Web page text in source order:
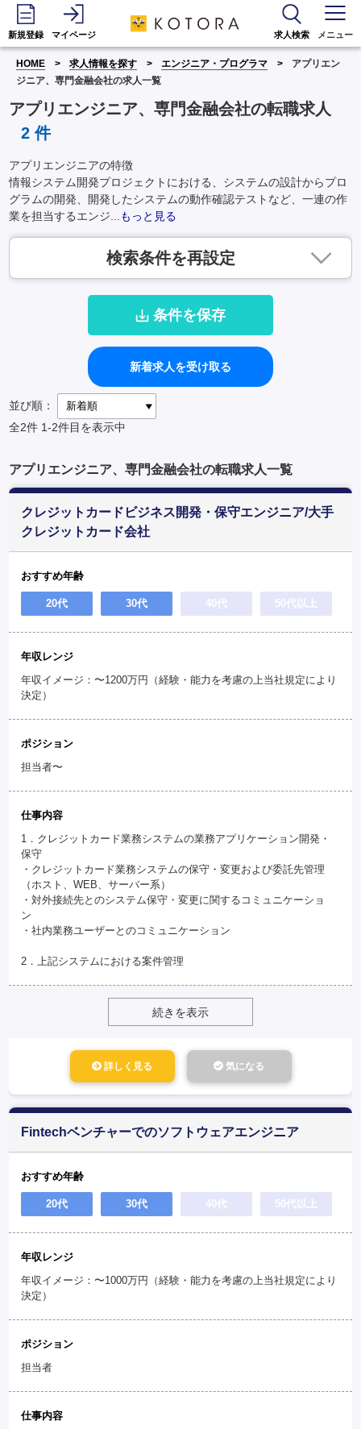
新規登録 マイページ 求人検索 メニュー
HOME 求人情報を探す エンジニア・プログラマ
アプリエン
ジニア、専門金融会社の求人一覧
アプリエンジニア、専門金融会社の転職求人
2件
アプリエンジニアの特徴
情報システム開発プロジェクトにおける、システムの設計からプロ
グラムの開発、開発したシステムの動作確認テストなど、一連の作
業を担当するエンジ...
もっと見る
検索条件を再設定
条件を保存
新着求人を受け取る
並び順：
全2件 1-2件目を表示中
アプリエンジニア、専門金融会社の転職求人一覧
クレジットカードビジネス開発・保守エンジニア/大手
クレジットカード会社
おすすめ年齢
20代 30代 40代 50代以上
年収レンジ
年収イメージ：〜1200万円（経験・能力を考慮の上当社規定により
決定）
ポジション
担当者〜
仕事内容
1．クレジットカード業務システムの業務アプリケーション開発・
保守
・クレジットカード業務システムの保守・変更および委託先管理
（ホスト、WEB、サーバー系）
・対外接続先とのシステム保守・変更に関するコミュニケーショ
ン
・社内業務ユーザーとのコミュニケーション
2．上記システムにおける案件管理
続きを表示
詳しく見る 気になる
Fintechベンチャーでのソフトウェアエンジニア
おすすめ年齢
20代 30代 40代 50代以上
年収レンジ
年収イメージ：〜1000万円（経験・能力を考慮の上当社規定により
決定）
ポジション
担当者
仕事内容